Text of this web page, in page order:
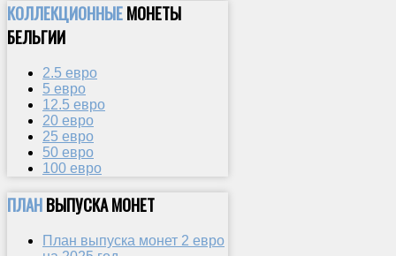
КОЛЛЕКЦИОННЫЕМОНЕТЫ
БЕЛЬГИИ
2.5 евро
5 евро
12.5 евро
20 евро
25 евро
50 евро
100 евро
ПЛАНВЫПУСКА МОНЕТ
План выпуска монет 2 евро